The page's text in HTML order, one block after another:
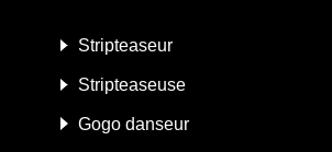
Stripteaseur
Stripteaseuse
Gogo danseur